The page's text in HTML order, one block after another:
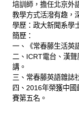
培訓師，擔任北京外
教學方式活潑有趣，
學歷：政大新聞系學
簡歷：
一、《常春藤生活英
二、ICRT電台、漢
講。
三、常春藤英語雜誌
四、2016年榮獲中
賽第五名。